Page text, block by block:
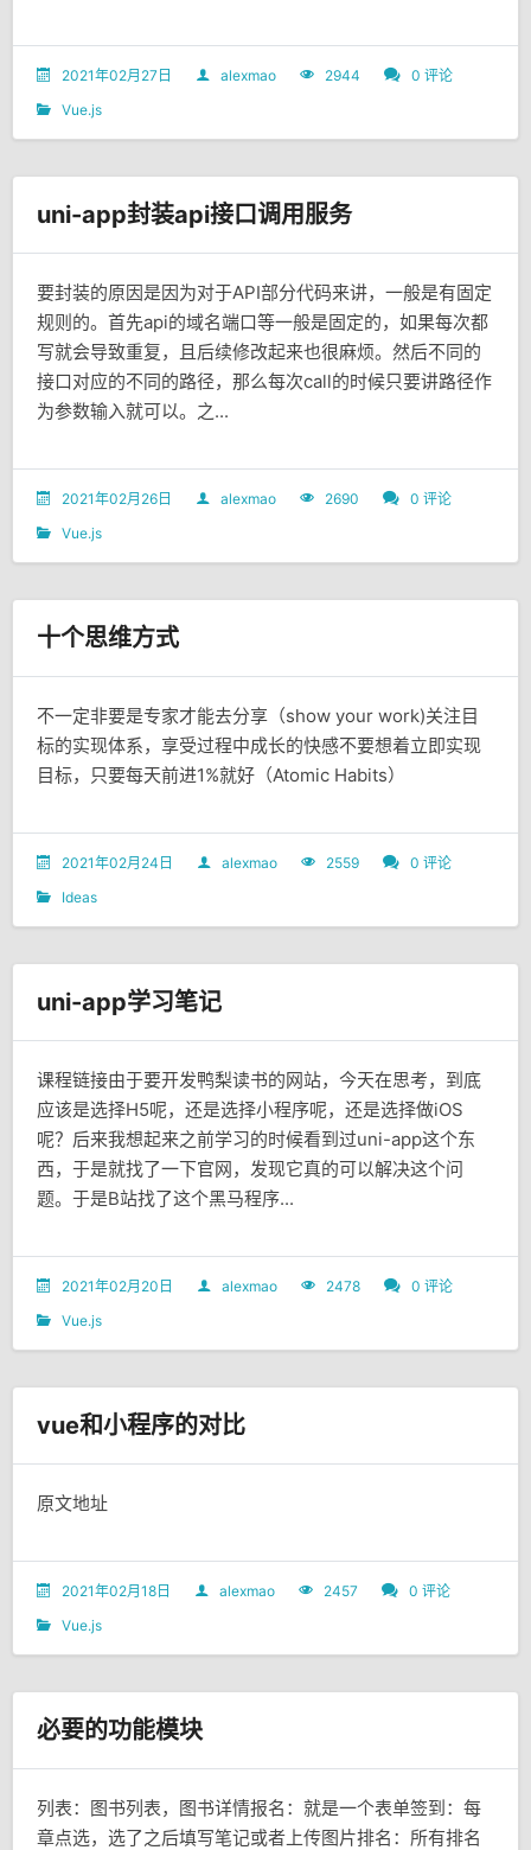
2021年02月27日 alexmao 2944
0 评论
Vue.js
uni-app封装api接口调用服务
要封装的原因是因为对于API部分代码来讲，一般是有固定
规则的。首先api的域名端口等一般是固定的，如果每次都
写就会导致重复，且后续修改起来也很麻烦。然后不同的
接口对应的不同的路径，那么每次call的时候只要讲路径作
为参数输入就可以。之...
2021年02月26日 alexmao 2690
0 评论
Vue.js
十个思维方式
不一定非要是专家才能去分享（show your work)关注目
标的实现体系，享受过程中成长的快感不要想着立即实现
目标，只要每天前进1%就好（Atomic Habits）
2021年02月24日 alexmao 2559
0 评论
Ideas
uni-app学习笔记
课程链接由于要开发鸭梨读书的网站，今天在思考，到底
应该是选择H5呢，还是选择小程序呢，还是选择做iOS
呢？后来我想起来之前学习的时候看到过uni-app这个东
西，于是就找了一下官网，发现它真的可以解决这个问
题。于是B站找了这个黑马程序...
2021年02月20日 alexmao 2478
0 评论
Vue.js
vue和小程序的对比
原文地址
2021年02月18日 alexmao 2457
0 评论
Vue.js
必要的功能模块
列表：图书列表，图书详情报名：就是一个表单签到：每
章点选，选了之后填写笔记或者上传图片排名：所有排名